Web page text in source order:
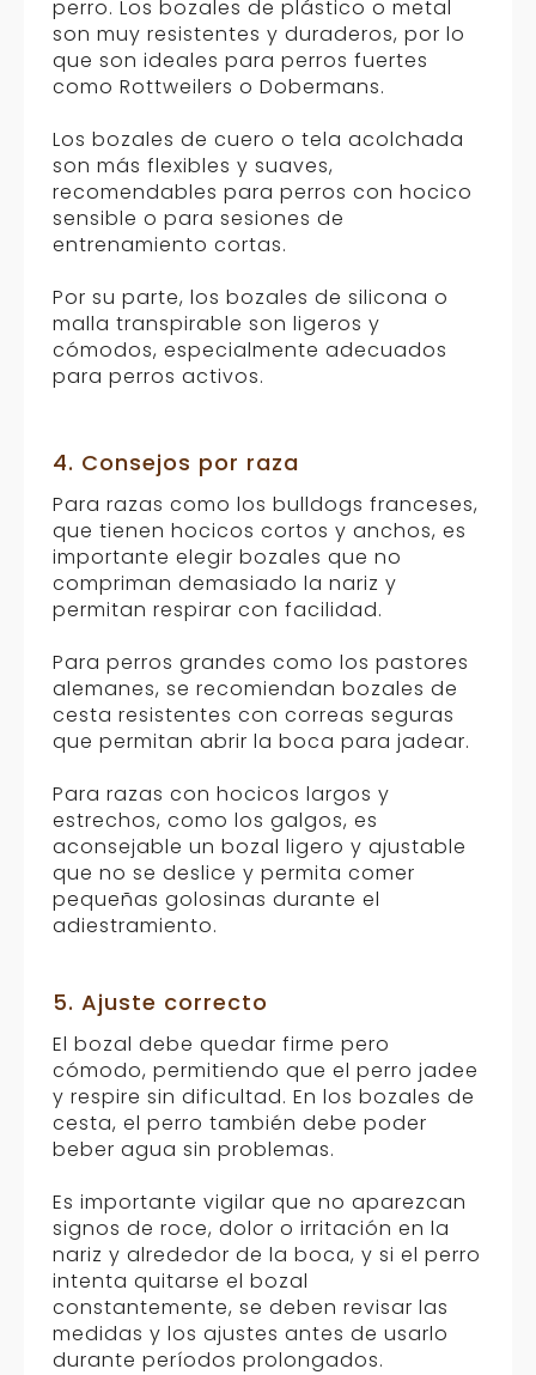
perro. Los bozales de plástico o metal
son muy resistentes y duraderos, por lo
que son ideales para perros fuertes
como Rottweilers o Dobermans.
Los bozales de cuero o tela acolchada
son más flexibles y suaves,
recomendables para perros con hocico
sensible o para sesiones de
entrenamiento cortas.
Por su parte, los bozales de silicona o
malla transpirable son ligeros y
cómodos, especialmente adecuados
para perros activos.
4. Consejos por raza
Para razas como los bulldogs franceses,
que tienen hocicos cortos y anchos, es
importante elegir bozales que no
compriman demasiado la nariz y
permitan respirar con facilidad.
Para perros grandes como los pastores
alemanes, se recomiendan bozales de
cesta resistentes con correas seguras
que permitan abrir la boca para jadear.
Para razas con hocicos largos y
estrechos, como los galgos, es
aconsejable un bozal ligero y ajustable
que no se deslice y permita comer
pequeñas golosinas durante el
adiestramiento.
5. Ajuste correcto
El bozal debe quedar firme pero
cómodo, permitiendo que el perro jadee
y respire sin dificultad. En los bozales de
cesta, el perro también debe poder
beber agua sin problemas.
Es importante vigilar que no aparezcan
signos de roce, dolor o irritación en la
nariz y alrededor de la boca, y si el perro
intenta quitarse el bozal
constantemente, se deben revisar las
medidas y los ajustes antes de usarlo
durante períodos prolongados.